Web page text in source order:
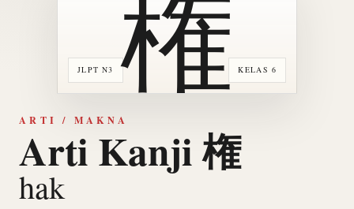
JLPT N3 KELAS 6
権
ARTI / MAKNA
Arti Kanji 権
hak